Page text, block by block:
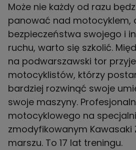
Może nie każdy od razu
panować nad motocyklem,
bezpieczeństwa swojego i
ruchu, warto się szkolić.
na podwarszawski tor
motocyklistów, którzy
bardziej rozwinąć swoje
swoje maszyny.
motocyklowego na
zmodyfikowanym Kawasaki
marszu. To 17 lat treningu.